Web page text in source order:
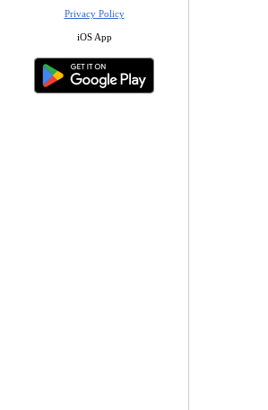
Privacy Policy
iOS App